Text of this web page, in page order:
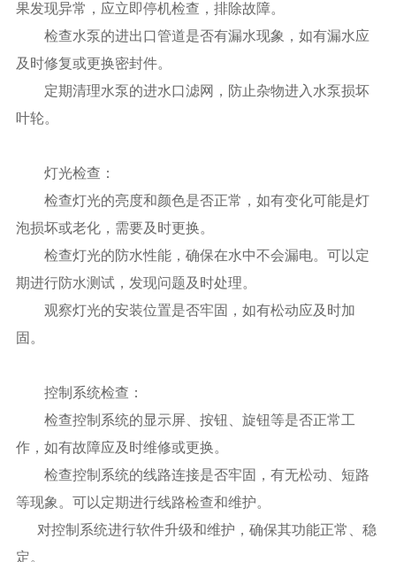
果发现异常，应立即停机检查，排除故障。
检查水泵的进出口管道是否有漏水现象，如有漏水应
及时修复或更换密封件。
定期清理水泵的进水口滤网，防止杂物进入水泵损坏
叶轮。
灯光检查：
检查灯光的亮度和颜色是否正常，如有变化可能是灯
泡损坏或老化，需要及时更换。
检查灯光的防水性能，确保在水中不会漏电。可以定
期进行防水测试，发现问题及时处理。
观察灯光的安装位置是否牢固，如有松动应及时加
固。
控制系统检查：
检查控制系统的显示屏、按钮、旋钮等是否正常工
作，如有故障应及时维修或更换。
检查控制系统的线路连接是否牢固，有无松动、短路
等现象。可以定期进行线路检查和维护。
对控制系统进行软件升级和维护，确保其功能正常、稳
定。